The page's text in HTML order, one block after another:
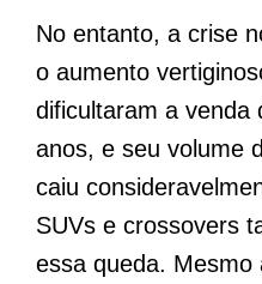
No entanto, a crise
o aumento
dificultaram a venda
anos, e seu volume
caiu
SUVs e crossovers
essa queda. Mesmo